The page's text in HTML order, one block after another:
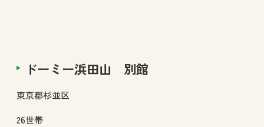
ドーミー浜田山 別館
東京都杉並区
26世帯